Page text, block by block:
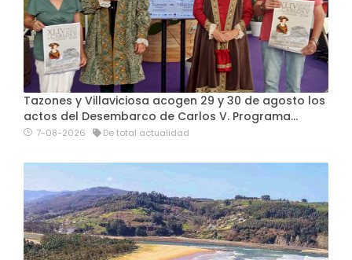
Tazones y Villaviciosa acogen 29 y 30 de agosto los
actos del Desembarco de Carlos V. Programa…
7-08-2026 De total actualidad